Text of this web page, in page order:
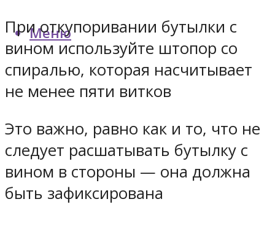
Меню
При откупоривании бутылки с
вином используйте штопор со
спиралью, которая насчитывает
не менее пяти витков
Это важно, равно как и то, что не
следует расшатывать бутылку с
вином в стороны — она должна
быть зафиксирована